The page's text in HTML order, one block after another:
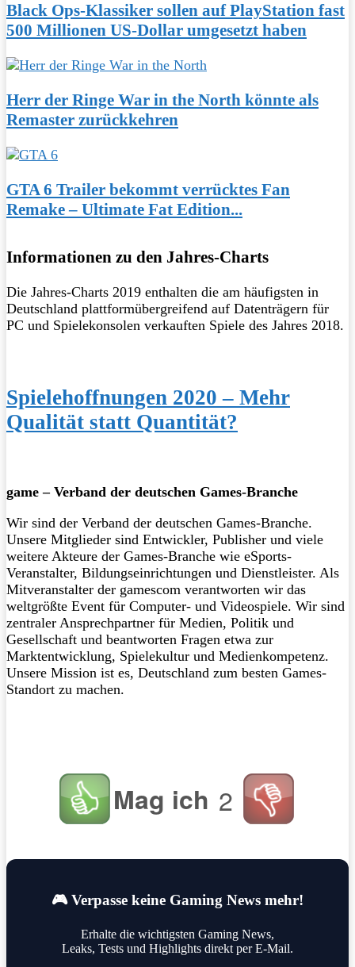
Black Ops-Klassiker sollen auf PlayStation fast
500 Millionen US-Dollar umgesetzt haben
Herr der Ringe War in the North könnte als
Remaster zurückkehren
GTA 6 Trailer bekommt verrücktes Fan
Remake – Ultimate Fat Edition...
Informationen zu den Jahres-Charts
Die Jahres-Charts 2019 enthalten die am häufigsten in
Deutschland plattformübergreifend auf Datenträgern für
PC und Spielekonsolen verkauften Spiele des Jahres 2018.
Spielehoffnungen 2020 – Mehr
Qualität statt Quantität?
game – Verband der deutschen Games-Branche
Wir sind der Verband der deutschen Games-Branche.
Unsere Mitglieder sind Entwickler, Publisher und viele
weitere Akteure der Games-Branche wie eSports-
Veranstalter, Bildungseinrichtungen und Dienstleister. Als
Mitveranstalter der gamescom verantworten wir das
weltgrößte Event für Computer- und Videospiele. Wir sind
zentraler Ansprechpartner für Medien, Politik und
Gesellschaft und beantworten Fragen etwa zur
Marktentwicklung, Spielekultur und Medienkompetenz.
Unsere Mission ist es, Deutschland zum besten Games-
Standort zu machen.
Mag ich 2
🎮 Verpasse keine Gaming News mehr!
Erhalte die wichtigsten Gaming News,
Leaks, Tests und Highlights direkt per E-Mail.